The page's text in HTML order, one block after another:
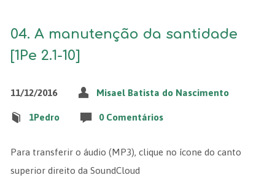
04. A manutenção da santidade
[1Pe 2.1-10]
11/12/2016 Misael Batista do Nascimento
1Pedro 0 Comentários
Para transferir o áudio (MP3), clique no ícone do canto
superior direito da SoundCloud